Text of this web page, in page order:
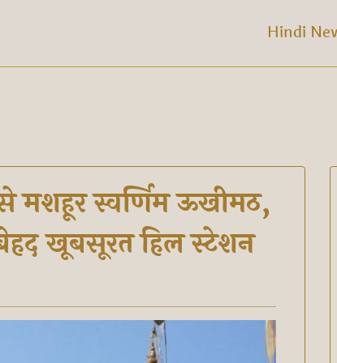
Hindi
मशहूर स्वर्णिम ऊखीमठ,
खूबसूरत हिल स्टेशन